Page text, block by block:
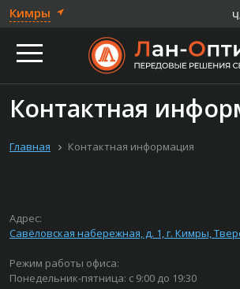
Кимры
Контактная
Главная Контактная информация
Адрес:
Савёловская набережная, д. 1, г. Кимры,
Режим работы офиса:
Понедельник-пятница: с 9:00 до 19:30